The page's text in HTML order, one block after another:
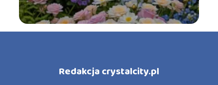
Redakcja crystalcity.pl